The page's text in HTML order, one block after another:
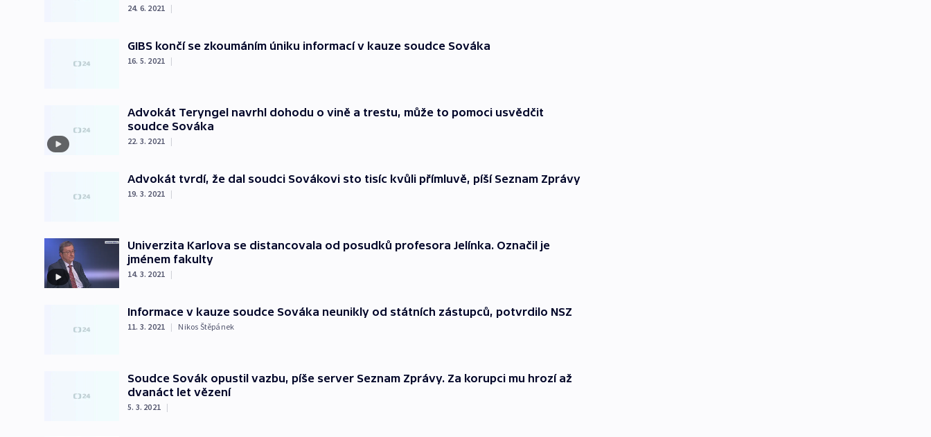
24. 6. 2021 |
GIBS končí se zkoumáním úniku informací v kauze soudce Sováka
16. 5. 2021 |
Advokát Teryngel navrhl dohodu o vině a trestu, může to pomoci usvědčit
soudce Sováka
22. 3. 2021 |
Advokát tvrdí, že dal soudci Sovákovi sto tisíc kvůli přímluvě, píší Seznam Zprávy
19. 3. 2021 |
Univerzita Karlova se distancovala od posudků profesora Jelínka. Označil je
jménem fakulty
14. 3. 2021 |
Informace v kauze soudce Sováka neunikly od státních zástupců, potvrdilo NSZ
11. 3. 2021 | Nikos Štěpánek
Soudce Sovák opustil vazbu, píše server Seznam Zprávy. Za korupci mu hrozí až
dvanáct let vězení
5. 3. 2021 |